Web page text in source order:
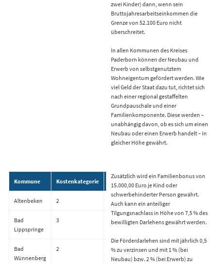
zwei Kinder) dann, wenn sein
Bruttojahresarbeitseinkommen die
Grenze von 52.100 Euro nicht
überschreitet.
In allen Kommunen des Kreises
Paderborn können der Neubau und
Erwerb von selbstgenutztem
Wohneigentum gefördert werden. Wie
viel Geld der Staat dazu tut, richtet sich
nach einer regional gestaffelten
Grundpauschale und einer
Familienkomponente. Diese werden –
unabhängig davon, ob es sich um einen
Neubau oder einen Erwerb handelt – in
gleicher Höhe gewährt.
Kommune Kostenkategorie Grundpauschale
Altenbeken 2 70.000,00 €
Bad
Lippspringe
3 90.000,00 €
Bad
Wünnenberg
2 70.000,00 €
Zusätzlich wird ein Familienbonus von
15.000,00 Euro je Kind oder
schwerbehinderter Person gewährt.
Auch kann ein anteiliger
Tilgungsnachlass in Höhe von 7,5 % des
bewilligten Darlehens gewährt werden.
Die Förderdarlehen sind mit jährlich 0,5
% zu verzinsen und mit 1 % (bei
Neubau) bzw. 2 % (bei Erwerb) zu